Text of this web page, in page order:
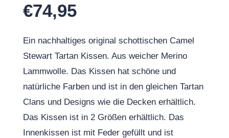
€74,95
Ein nachhaltiges original schottischen Camel
Stewart Tartan Kissen. Aus weicher Merino
Lammwolle. Das Kissen hat schöne und
natürliche Farben und ist in den gleichen Tartan
Clans und Designs wie die Decken erhältlich.
Das Kissen ist in 2 Größen erhältlich. Das
Innenkissen ist mit Feder gefüllt und ist